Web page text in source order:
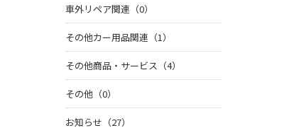
車外リペア関連（0）
その他カー用品関連（1）
その他商品・サービス（4）
その他（0）
お知らせ（27）